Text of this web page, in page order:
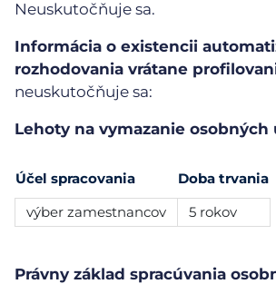
Neuskutočňuje sa.
Informácia o existencii
rozhodovania vrátane
neuskutočňuje sa:
Lehoty na vymazanie osobných
Účel spracovania
Doba trvania
výber zamestnancov
5 rokov
Právny základ spracúvania